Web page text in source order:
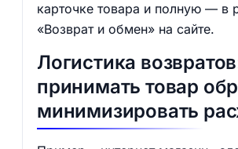
карточке товара и полную — в
«Возврат и обмен» на сайте.
Логистика
принимать товар
минимизировать